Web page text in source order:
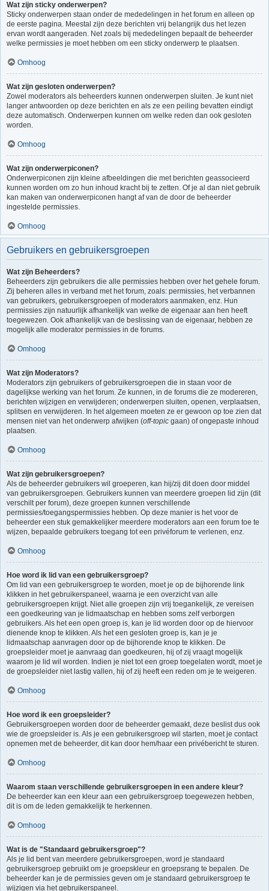
Wat zijn sticky onderwerpen?
Sticky onderwerpen staan onder de mededelingen in het forum en alleen op
de eerste pagina. Meestal zijn deze berichten vrij belangrijk dus het lezen
ervan wordt aangeraden. Net zoals bij mededelingen bepaalt de beheerder
welke permissies je moet hebben om een sticky onderwerp te plaatsen.
Omhoog
Wat zijn gesloten onderwerpen?
Zowel moderators als beheerders kunnen onderwerpen sluiten. Je kunt niet
langer antwoorden op deze berichten en als ze een peiling bevatten eindigt
deze automatisch. Onderwerpen kunnen om welke reden dan ook gesloten
worden.
Omhoog
Wat zijn onderwerpiconen?
Onderwerpiconen zijn kleine afbeeldingen die met berichten geassocieerd
kunnen worden om zo hun inhoud kracht bij te zetten. Of je al dan niet gebruik
kan maken van onderwerpiconen hangt af van de door de beheerder
ingestelde permissies.
Omhoog
Gebruikers en gebruikersgroepen
Wat zijn Beheerders?
Beheerders zijn gebruikers die alle permissies hebben over het gehele forum.
Zij beheren alles in verband met het forum, zoals: permissies, het verbannen
van gebruikers, gebruikersgroepen of moderators aanmaken, enz. Hun
permissies zijn natuurlijk afhankelijk van welke de eigenaar aan hen heeft
toegewezen. Ook afhankelijk van de beslissing van de eigenaar, hebben ze
mogelijk alle moderator permissies in de forums.
Omhoog
Wat zijn Moderators?
Moderators zijn gebruikers of gebruikersgroepen die in staan voor de
dagelijkse werking van het forum. Ze kunnen, in de forums die ze modereren,
berichten wijzigen en verwijderen; onderwerpen sluiten, openen, verplaatsen,
splitsen en verwijderen. In het algemeen moeten ze er gewoon op toe zien dat
mensen niet van het onderwerp afwijken (off-topic gaan) of ongepaste inhoud
plaatsen.
Omhoog
Wat zijn gebruikersgroepen?
Als de beheerder gebruikers wil groeperen, kan hij/zij dit doen door middel
van gebruikersgroepen. Gebruikers kunnen van meerdere groepen lid zijn (dit
verschilt per forum), deze groepen kunnen verschillende
permissies/toegangspermissies hebben. Op deze manier is het voor de
beheerder een stuk gemakkelijker meerdere moderators aan een forum toe te
wijzen, bepaalde gebruikers toegang tot een privéforum te verlenen, enz.
Omhoog
Hoe word ik lid van een gebruikersgroep?
Om lid van een gebruikersgroep te worden, moet je op de bijhorende link
klikken in het gebruikerspaneel, waarna je een overzicht van alle
gebruikersgroepen krijgt. Niet alle groepen zijn vrij toegankelijk, ze vereisen
een goedkeuring van je lidmaatschap en hebben soms zelf verborgen
gebruikers. Als het een open groep is, kan je lid worden door op de hiervoor
dienende knop te klikken. Als het een gesloten groep is, kan je je
lidmaatschap aanvragen door op de bijhorende knop te klikken. De
groepsleider moet je aanvraag dan goedkeuren, hij of zij vraagt mogelijk
waarom je lid wil worden. Indien je niet tot een groep toegelaten wordt, moet je
de groepsleider niet lastig vallen, hij of zij heeft een reden om je te weigeren.
Omhoog
Hoe word ik een groepsleider?
Gebruikersgroepen worden door de beheerder gemaakt, deze beslist dus ook
wie de groepsleider is. Als je een gebruikersgroep wil starten, moet je contact
opnemen met de beheerder, dit kan door hem/haar een privébericht te sturen.
Omhoog
Waarom staan verschillende gebruikersgroepen in een andere kleur?
De beheerder kan een kleur aan een gebruikersgroep toegewezen hebben,
dit is om de leden gemakkelijk te herkennen.
Omhoog
Wat is de "Standaard gebruikersgroep"?
Als je lid bent van meerdere gebruikersgroepen, word je standaard
gebruikersgroep gebruikt om je groepskleur en groepsrang te bepalen. De
beheerder kan je de permissies geven om je standaard gebruikersgroep te
wijzigen via het gebruikerspaneel.